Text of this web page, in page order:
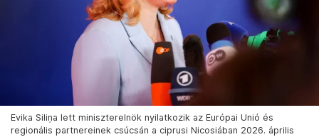
Evika Siliņa lett miniszterelnök nyilatkozik az Európai Unió és
regionális partnereinek csúcsán a ciprusi Nicosiában 2026. április